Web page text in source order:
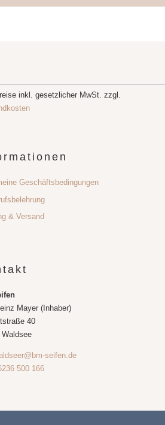
inkl. gesetzlicher MwSt. zzgl.
Geschäftsbedingungen
& Versand
Mayer (Inhaber)
40
seifen.de
500 166